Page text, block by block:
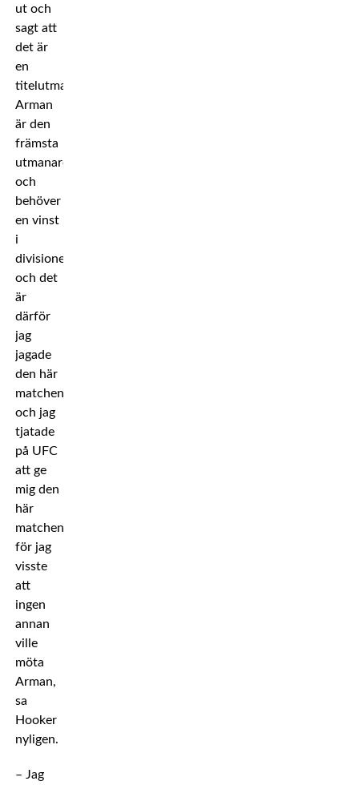
ut och
sagt att
det är
en
titelutmanarmatch.
Arman
är den
främsta
utmanaren
och
behöver
en vinst
i
divisionen,
och det
är
därför
jag
jagade
den här
matchen,
och jag
tjatade
på UFC
att ge
mig den
här
matchen
för jag
visste
att
ingen
annan
ville
möta
Arman,
sa
Hooker
nyligen.
– Jag